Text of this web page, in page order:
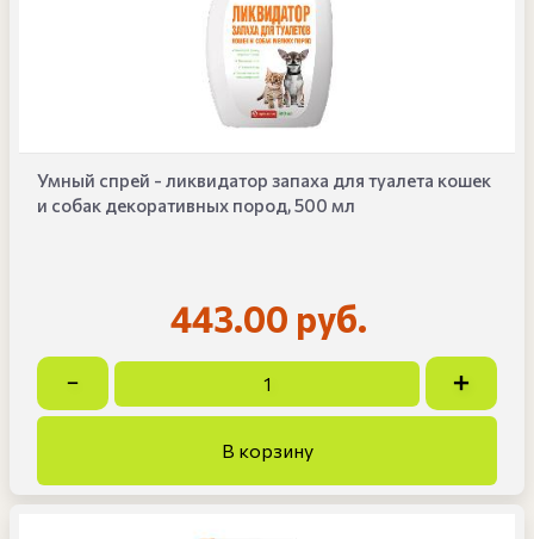
Умный спрей - ликвидатор запаха для туалета кошек
и собак декоративных пород, 500 мл
443.00 руб.